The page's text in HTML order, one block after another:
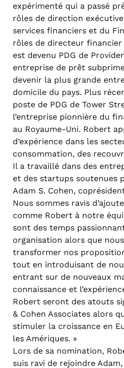
expérimenté qui a passé
rôles de direction
services financiers et du
rôles de directeur
est devenu PDG de
entreprise de prêt
devenir la plus grande
domicile du pays. Plus
poste de PDG de Tower
l’entreprise pionnière du
au Royaume-Uni. Robert
d’expérience dans les
consommation, des
Il a travaillé dans des
et des startups soutenues
Adam S. Cohen,
Nous sommes ravis
comme Robert à notre
sont des temps
organisation alors que
transformer nos
tout en introduisant de
entrant sur de nouveaux
connaissance et
Robert seront des atouts
& Cohen Associates alors
stimuler la croissance en
les Amériques. »
Lors de sa nomination,
suis ravi de rejoindre